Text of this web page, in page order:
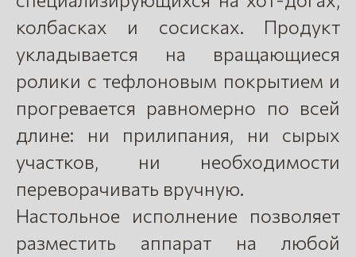
колбасках и сосисках. Продукт
укладывается на вращающиеся
ролики с тефлоновым покрытием и
прогревается равномерно по всей
длине: ни прилипания, ни сырых
участков, ни необходимости
переворачивать вручную.
Настольное исполнение позволяет
разместить аппарат на любой